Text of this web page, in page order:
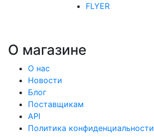
FLYER
О магазине
О нас
Новости
Блог
Поставщикам
API
Политика конфиденциальности